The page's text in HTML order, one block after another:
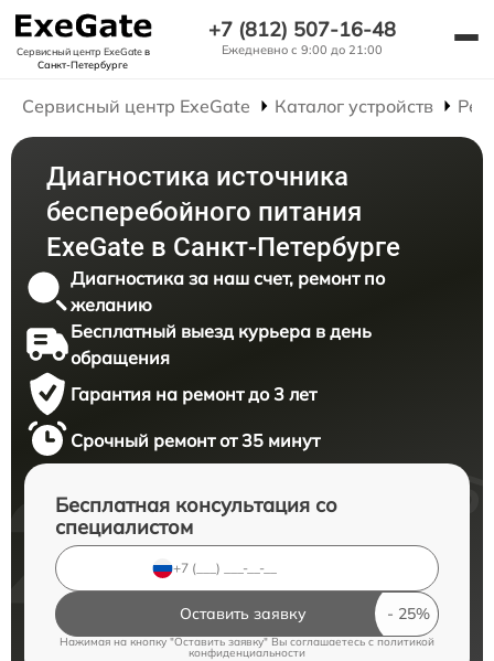
Сервисный центр ExeGateв
Санкт-Петербурге
+7 (812) 507-16-48
Ежедневно с 9:00 до 21:00
Сервисный центр ExeGate Каталог устройств
Диагностика источника
бесперебойного питания
ExeGate в Санкт-Петербурге
Диагностика за наш счет, ремонт по
желанию
Бесплатный выезд курьера в день
обращения
Гарантия на ремонт до 3 лет
Срочный ремонт от 35 минут
Бесплатная консультация со
специалистом
Оставить заявку
Нажимая на кнопку "Оставить заявку" Вы соглашаетесь cполитикой
конфиденциальности